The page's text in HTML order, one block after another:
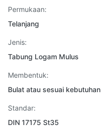
Permukaan:
Telanjang
Jenis:
Tabung Logam Mulus
Membentuk:
Bulat atau sesuai kebutuhan
Standar:
DIN 17175 St35